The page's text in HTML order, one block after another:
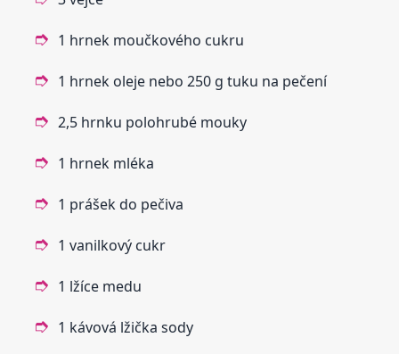
1 hrnek moučkového cukru
1 hrnek oleje nebo 250 g tuku na pečení
2,5 hrnku polohrubé mouky
1 hrnek mléka
1 prášek do pečiva
1 vanilkový cukr
1 lžíce medu
1 kávová lžička sody